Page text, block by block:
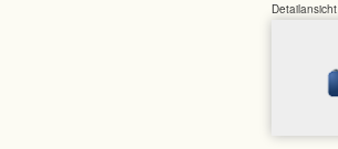
Detailansicht